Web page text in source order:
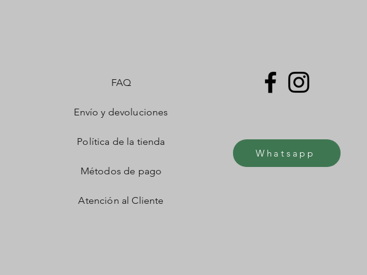
FAQ
Envío y devoluciones
Política de la tienda
Métodos de pago
Atención al Cliente
Whatsapp